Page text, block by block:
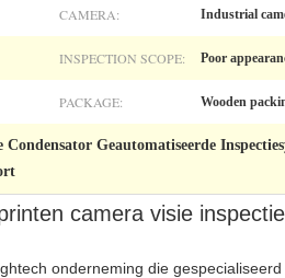
CAMERA: Industrial
INSPECTION SCOPE: Poor
PACKAGE: Wooden
Geautomatiseerde
camera visie
onderneming die